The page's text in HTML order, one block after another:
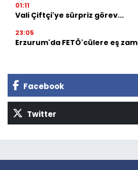
01:11
Vali Çiftçi'ye sürpriz görev...
23:05
Erzurum'da FETÖ'cülere eş
Facebook
Twitter